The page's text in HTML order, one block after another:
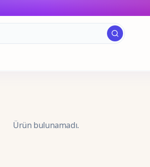
Ürün bulunamadı.